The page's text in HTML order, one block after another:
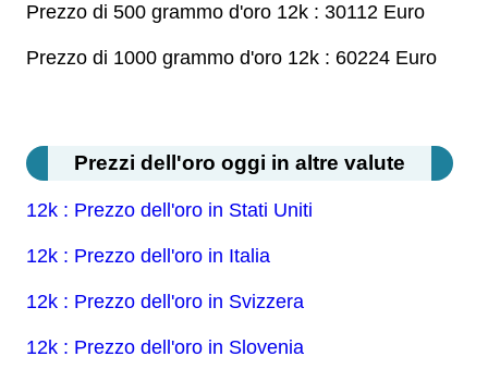
Prezzo di 500 grammo d'oro 12k : 30112 Euro
Prezzo di 1000 grammo d'oro 12k : 60224 Euro
Prezzi dell'oro oggi in altre valute
12k : Prezzo dell'oro in Stati Uniti
12k : Prezzo dell'oro in Italia
12k : Prezzo dell'oro in Svizzera
12k : Prezzo dell'oro in Slovenia